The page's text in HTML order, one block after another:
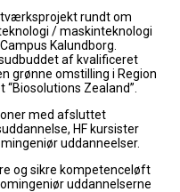
rundt om
/ maskinteknologi
Kalundborg.
af kvalificeret
grønne omstilling i Region
Zealand”.
med afsluttet
HF kursister
uddanneelser.
og sikre kompetenceløft
uddannelserne